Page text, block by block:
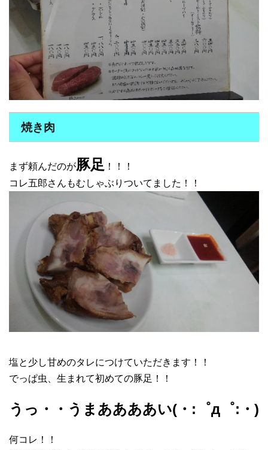
焼き肉
まず頼んだのが豚足 ！！！
コレ五郎さんもむしゃぶりついてました！！
塩と少し甘めのタレにつけていただきます！！
でっぱ虫、生まれて初めての豚足！！
うっ・・うまああああい(・:゜д゜:・)
何コレ！！